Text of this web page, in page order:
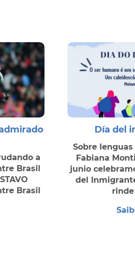
a
Brasil
Brasil
Día del
Sobre
Fabiana
junio
del
rinde